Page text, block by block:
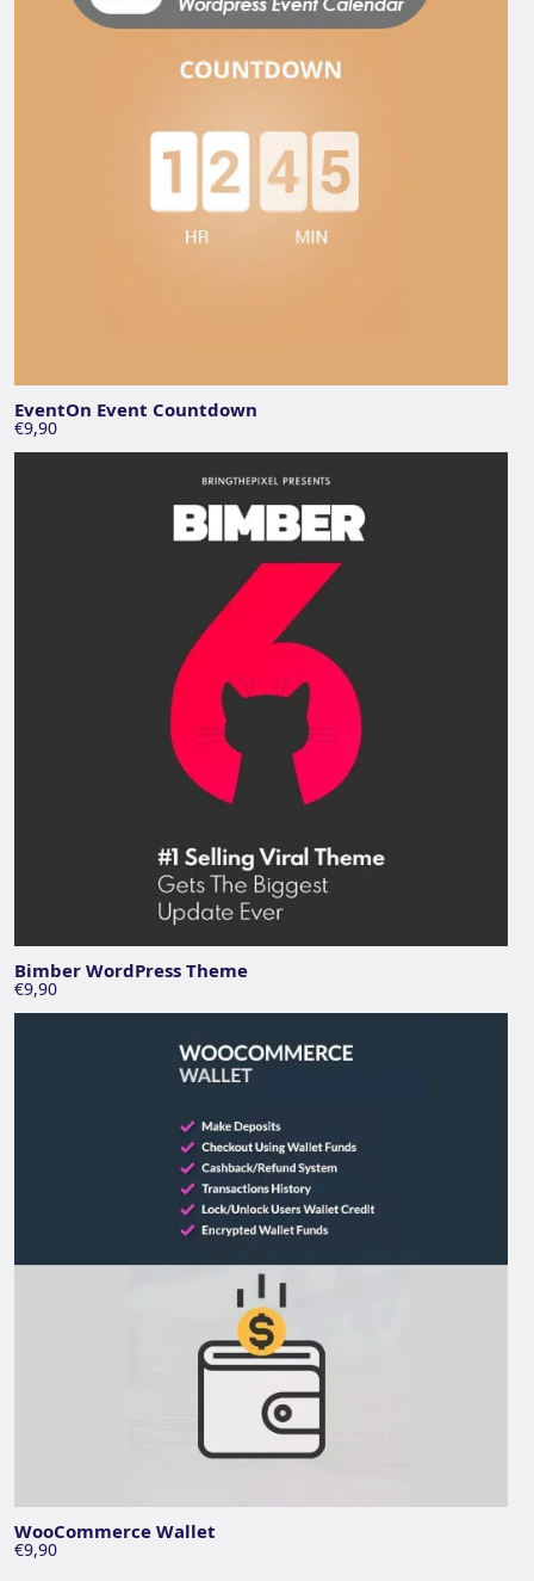
EventOn Event Countdown
€9,90
Bimber WordPress Theme
€9,90
WooCommerce Wallet
€9,90